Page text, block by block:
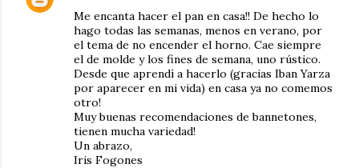
Me encanta hacer el pan en casa!! De hecho lo
hago todas las semanas, menos en verano, por
el tema de no encender el horno. Cae siempre
el de molde y los fines de semana, uno rústico.
Desde que aprendí a hacerlo (gracias Iban Yarza
por aparecer en mi vida) en casa ya no comemos
otro!
Muy buenas recomendaciones de bannetones,
tienen mucha variedad!
Un abrazo,
Iris Fogones